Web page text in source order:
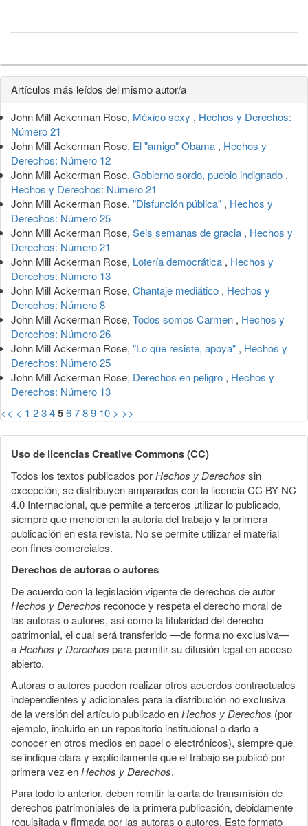
Detalles
del
artículo
Artículos más leídos del mismo autor/a
John Mill Ackerman Rose, México sexy , Hechos y Derechos:
Número 21
John Mill Ackerman Rose, El "amigo" Obama , Hechos y
Derechos: Número 12
John Mill Ackerman Rose, Gobierno sordo, pueblo indignado ,
Hechos y Derechos: Número 21
John Mill Ackerman Rose, "Disfunción pública" , Hechos y
Derechos: Número 25
John Mill Ackerman Rose, Seis semanas de gracia , Hechos y
Derechos: Número 21
John Mill Ackerman Rose, Lotería democrática , Hechos y
Derechos: Número 13
John Mill Ackerman Rose, Chantaje mediático , Hechos y
Derechos: Número 8
John Mill Ackerman Rose, Todos somos Carmen , Hechos y
Derechos: Número 26
John Mill Ackerman Rose, "Lo que resiste, apoya" , Hechos y
Derechos: Número 25
John Mill Ackerman Rose, Derechos en peligro , Hechos y
Derechos: Número 13
<< < 1 23456789 10 > >>
Uso de licencias Creative Commons (CC)
Todos los textos publicados porHechos y Derechos sin
excepción, se distribuyen amparados con la licencia CC BY-NC
4.0 Internacional, que permite a terceros utilizar lo publicado,
siempre que mencionen la autoría del trabajo y la primera
publicación en esta revista. No se permite utilizar el material
con fines comerciales.
Derechos de autoras o autores
De acuerdo con la legislación vigente de derechos de autor
Hechos y Derechos reconoce y respeta el derecho moral de
las autoras o autores, así como la titularidad del derecho
patrimonial, el cual será transferido —de forma no exclusiva—
aHechos y Derechos para permitir su difusión legal en acceso
abierto.
Autoras o autores pueden realizar otros acuerdos contractuales
independientes y adicionales para la distribución no exclusiva
de la versión del artículo publicado enHechos y Derechos (por
ejemplo, incluirlo en un repositorio institucional o darlo a
conocer en otros medios en papel o electrónicos), siempre que
se indique clara y explícitamente que el trabajo se publicó por
primera vez enHechos y Derechos.
Para todo lo anterior, deben remitir la carta de transmisión de
derechos patrimoniales de la primera publicación, debidamente
requisitada y firmada por las autoras o autores. Este formato